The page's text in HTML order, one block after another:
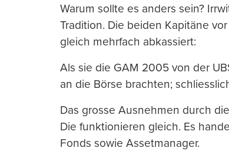
Warum sollte es anders sein?
Tradition. Die beiden Kapitäne
gleich mehrfach abkassiert:
Als sie die GAM 2005 von der
an die Börse brachten;
Das grosse Ausnehmen durch
Die funktionieren gleich. Es
Fonds sowie Assetmanager.